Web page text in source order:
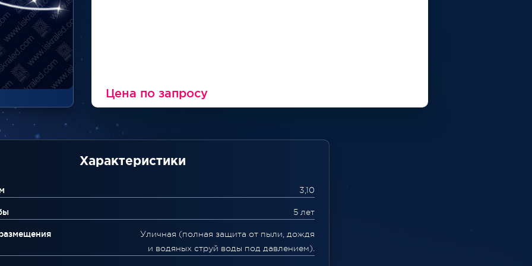
Цена по запросу
Характеристики
3,10
5 лет
Уличная (полная защита от пыли, дождя
и водяных струй воды под давлением).